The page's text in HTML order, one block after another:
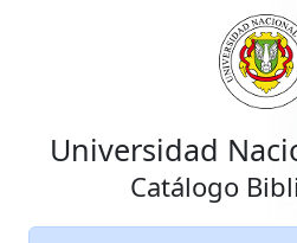
Universidad
Catálogo